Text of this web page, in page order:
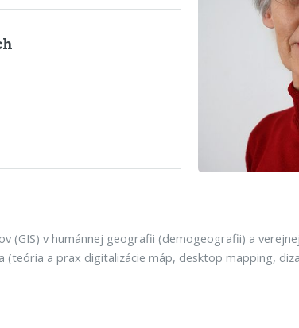
(GIS) v humánnej geografii (demogeografii) a
a prax digitalizácie máp, desktop mapping,